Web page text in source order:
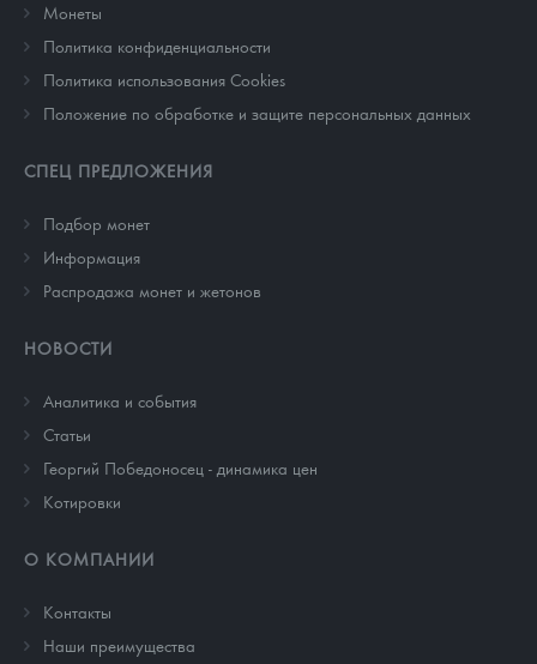
Монеты
Политика конфиденциальности
Политика использования Cookies
Положение по обработке и защите персональных данных
СПЕЦ ПРЕДЛОЖЕНИЯ
Подбор монет
Информация
Распродажа монет и жетонов
НОВОСТИ
Аналитика и события
Cтатьи
Георгий Победоносец - динамика цен
Котировки
О КОМПАНИИ
Контакты
Наши преимущества